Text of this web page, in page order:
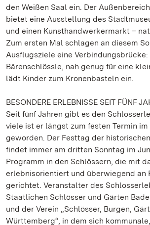
den Weißen Saal ein. Der
bietet eine Ausstellung des
und einen Kunsthandwerkermarkt –
Zum ersten Mal schlagen an diesem
Ausflugsziele eine Verbindungsbrücke:
Bärenschlössle, nah genug für eine
lädt Kinder zum Kronenbasteln ein.
BESONDERE ERLEBNISSE SEIT FÜNF
Seit fünf Jahren gibt es den
viele ist er längst zum festen Termin
geworden. Der Festtag der
findet immer am dritten Sonntag im
Programm in den Schlössern, die mit
erlebnisorientiert und überwiegend an
gerichtet. Veranstalter des
Staatlichen Schlösser und Gärten
und der Verein „Schlösser, Burgen,
Württemberg“, in dem sich